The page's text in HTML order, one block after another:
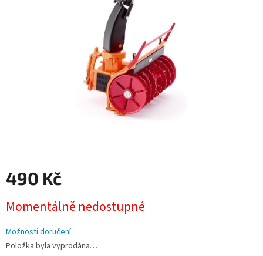
490 Kč
cena:
Momentálně nedostupné
Možnosti doručení
Položka byla vyprodána…